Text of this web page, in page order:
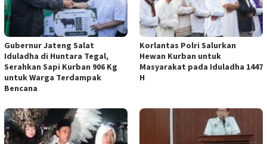
Gubernur Jateng Salat
Iduladha di Huntara Tegal,
Serahkan Sapi Kurban 906 Kg
untuk Warga Terdampak
Bencana
Korlantas Polri Salurkan
Hewan Kurban untuk
Masyarakat pada Iduladha 1447
H